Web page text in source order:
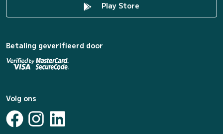
Play Store
Betaling geverifieerd door
Volg ons